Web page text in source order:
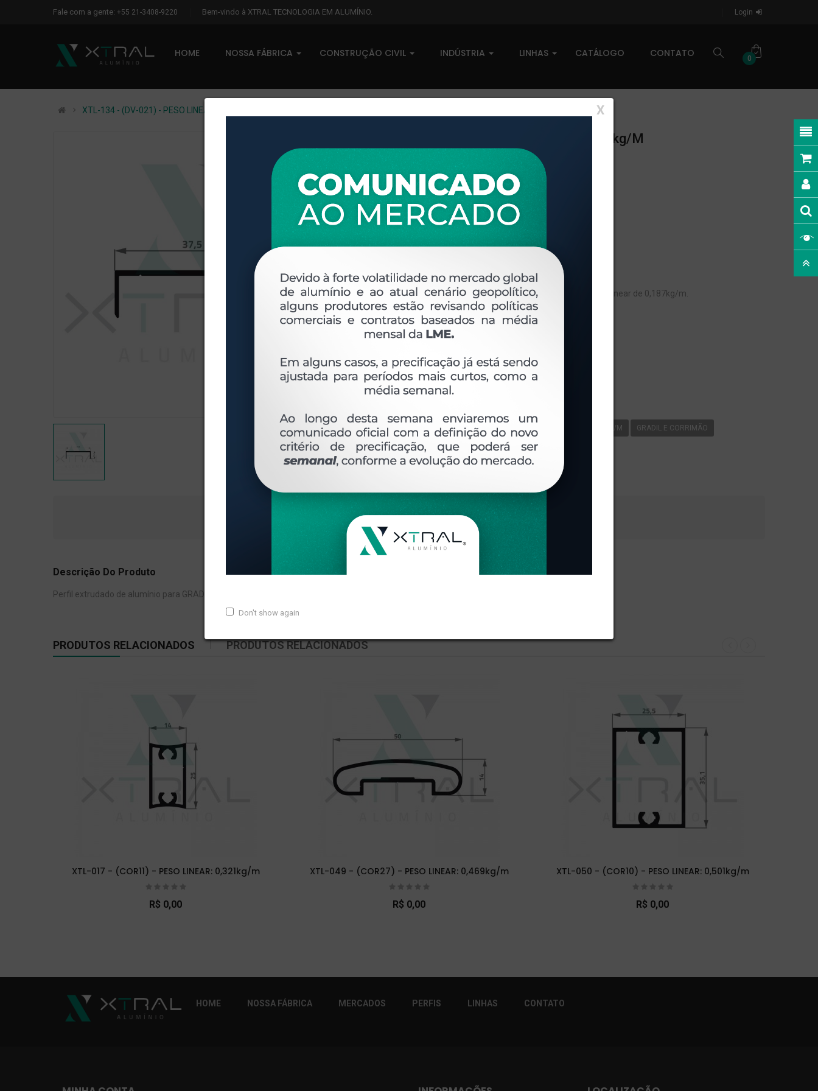
Fale com a gente: +55 21-3408-9220 Bem-vindo à XTRAL TECNOLOGIA EM ALUMÍNIO. Login
HOME NOSSA FÁBRICA CONSTRUÇÃO CIVIL INDÚSTRIA LINHAS CATÁLOGO CONTATO 0
X
Don't show again
XTL-134 - (DV-021) - PESO LINEAR: 0,187kg/m
XTL-134 - (DV-021) - PESO LINEAR: 0,187kg/m
0 comentários
Disponível sob consulta
Taxas R$ 0,00
Disponibilidade:
Em estoque
OVERVIEW
Perfil extrudado de alumínio para GRADIL E CORRIMÃO, com peso linear de 0,187kg/m.
Ver perfis relacionados
Etiquetas: 134- PESO LINEAR - 0 187 KG/M DV-021 187KG/M GRADIL E CORRIMÃO
DESCRIÇÃO COMENTÁRIOS (0)
Descrição Do Produto
Perfil extrudado de alumínio para GRADIL E CORRIMÃO, com peso linear de 0,187kg/m.
PRODUTOS RELACIONADOS PRODUTOS RELACIONADOS
XTL-017 - (COR11) - PESO LINEAR: 0,321kg/m
R$ 0,00
XTL-049 - (COR27) - PESO LINEAR: 0,469kg/m
R$ 0,00
XTL-050 - (COR10) - PESO LINEAR: 0,501kg/m
R$ 0,00
HOME NOSSA FÁBRICA MERCADOS PERFIS LINHAS CONTATO